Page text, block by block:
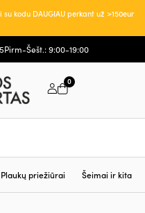
kodu DAUGIAU perkant už >150eur
Pirm-Šešt.: 9:00-19:00
0
Plaukų priežiūrai Šeimai ir kita